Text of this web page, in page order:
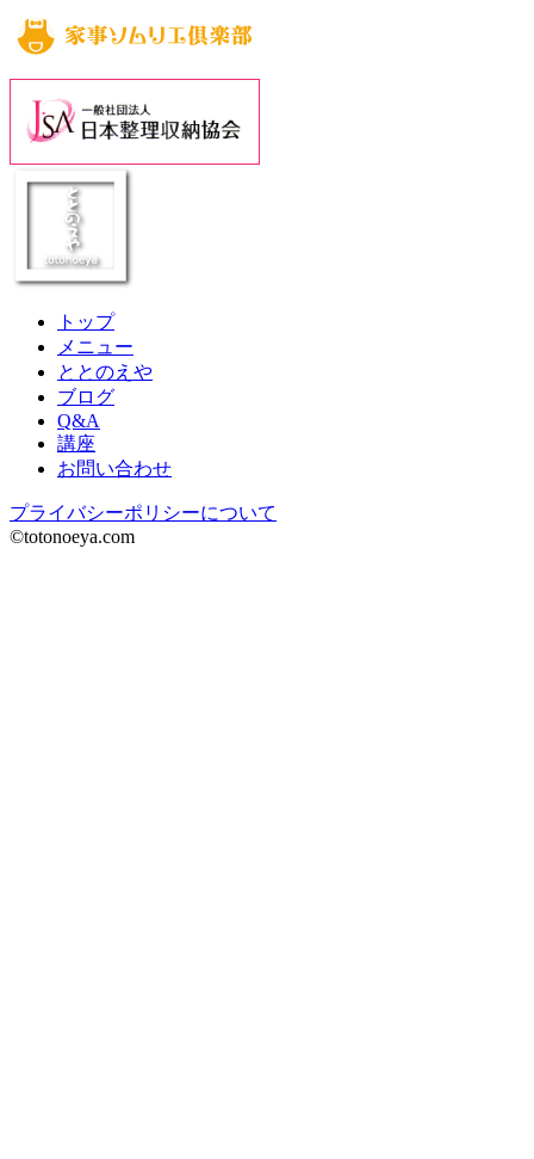
トップ
メニュー
ととのえや
ブログ
Q&A
講座
お問い合わせ
プライバシーポリシーについて
©totonoeya.com